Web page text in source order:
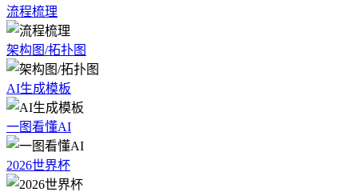
流程梳理
架构图/拓扑图
AI生成模板
一图看懂AI
2026世界杯